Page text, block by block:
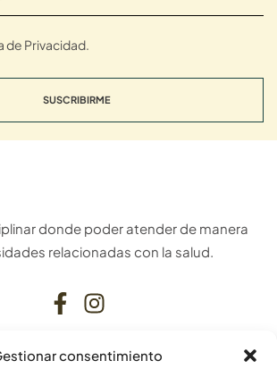
consentimiento
de Privacidad.
SUSCRIBIRME
donde poder atender de manera
relacionadas con la salud.